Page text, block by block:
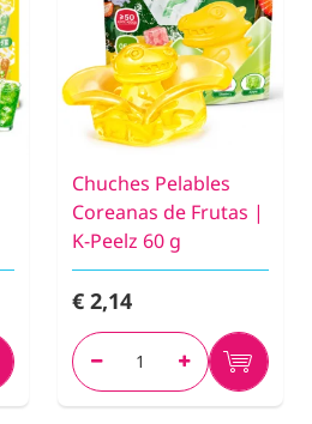
Chuches Pelables
Coreanas de Frutas |
K-Peelz 60 g
€ 2,14